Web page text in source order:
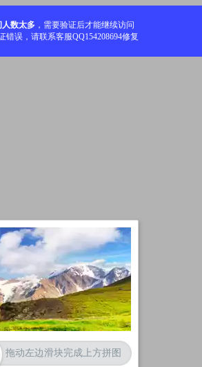
人数太多 ，需要验证后才能继续访问
错误，请联系客服QQ154208694修复
加载中
拖动左边滑块完成上方拼图